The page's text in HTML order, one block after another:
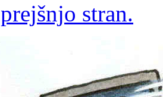
prejšnjo stran.